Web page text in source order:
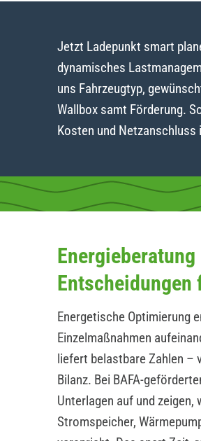
Jetzt Ladepunkt smart
dynamisches
uns Fahrzeugtyp,
Wallbox samt Förderung.
Kosten und Netzanschluss
Energetische Optimierung
Einzelmaßnahmen
liefert belastbare Zahlen –
Bilanz. Bei BAFA-
Unterlagen auf und
Stromspeicher,